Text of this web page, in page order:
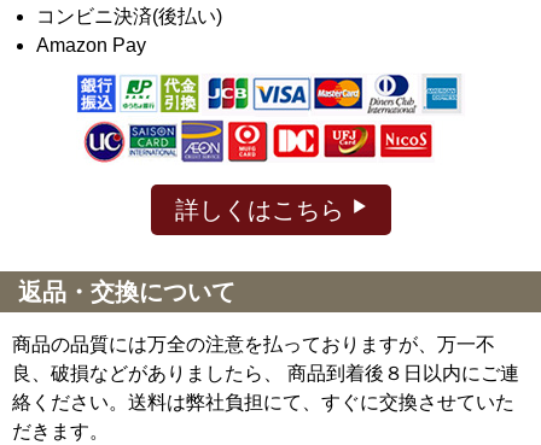
コンビニ決済(後払い)
Amazon Pay
詳しくはこちら
返品・交換について
商品の品質には万全の注意を払っておりますが、万一不
良、破損などがありましたら、 商品到着後８日以内にご連
絡ください。送料は弊社負担にて、すぐに交換させていた
だきます。